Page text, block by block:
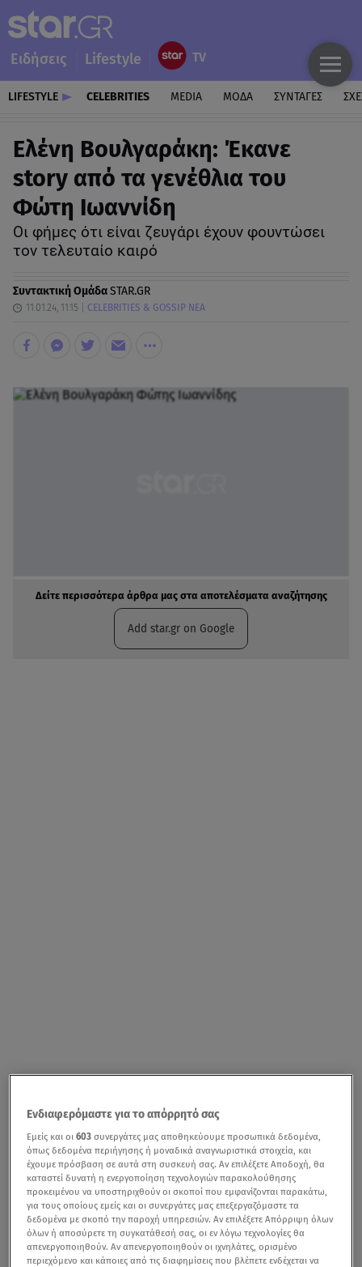
Ειδήσεις Lifestyle
LIFESTYLE CELEBRITIES MEDIA ΜΟΔΑ ΣΥΝΤΑΓΕΣ
Ελένη Βουλγαράκη: Έκανε
story από τα γενέθλια του
Φώτη Ιωαννίδη
Οι φήμες ότι είναι ζευγάρι έχουν φουντώσει
τον τελευταίο καιρό
Συντακτική ΟμάδαSTAR.GR
11.01.24, 11:15 CELEBRITIES & GOSSIP ΝΕΑ
Δείτε περισσότερα άρθρα μας στα αποτελέσματα αναζήτησης
Add star.gr on Google
Ενδιαφερόμαστε για το απόρρητό σας
Εμείς και οι603 συνεργάτες μας αποθηκεύουμε προσωπικά δεδομένα,
όπως δεδομένα περιήγησης ή μοναδικά αναγνωριστικά στοιχεία, και
έχουμε πρόσβαση σε αυτά στη συσκευή σας. Αν επιλέξετε Αποδοχή, θα
καταστεί δυνατή η ενεργοποίηση τεχνολογιών παρακολούθησης
προκειμένου να υποστηριχθούν οι σκοποί που εμφανίζονται παρακάτω,
για τους οποίους εμείς και οι συνεργάτες μας επεξεργαζόμαστε τα
δεδομένα με σκοπό την παροχή υπηρεσιών. Αν επιλέξετε Απόρριψη όλων
όλων ή αποσύρετε τη συγκατάθεσή σας, οι εν λόγω τεχνολογίες θα
απενεργοποιηθούν. Αν απενεργοποιηθούν οι ιχνηλάτες, ορισμένο
περιεχόμενο και κάποιες από τις διαφημίσεις που βλέπετε ενδέχεται να